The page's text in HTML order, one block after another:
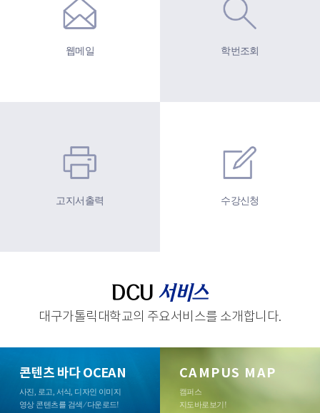
웹메일 학번조회
고지서출력 수강신청
DCU 서비스
대구가톨릭대학교의 주요서비스를 소개합니다.
콘텐츠 바다 OCEAN
사진, 로고, 서식, 디자인 이미지
영상 콘텐츠를 검색 ⁄ 다운로드!
CAMPUS MAP
캠퍼스
지도바로보기!